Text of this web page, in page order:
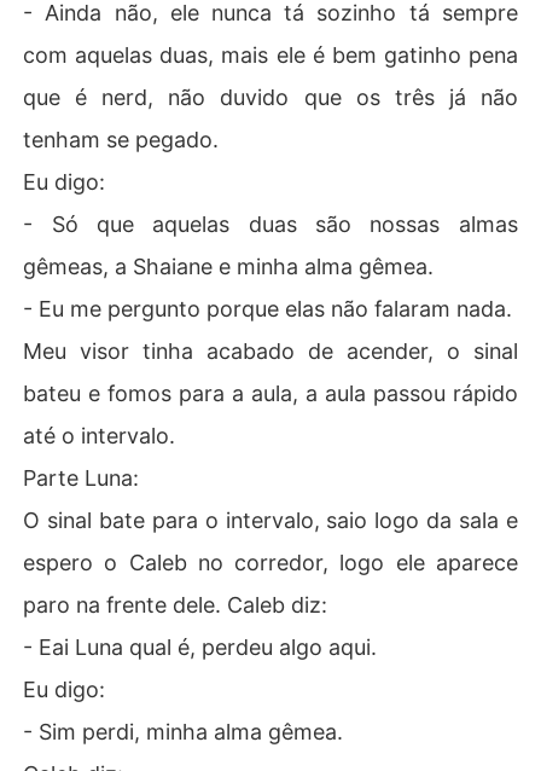
- Ainda não, ele nunca tá sozinho tá sempre
com aquelas duas, mais ele é bem gatinho pena
que é nerd, não duvido que os três já não
tenham se pegado.
Eu digo:
- Só que aquelas duas são nossas almas
gêmeas, a Shaiane e minha alma gêmea.
- Eu me pergunto porque elas não falaram nada.
Meu visor tinha acabado de acender, o sinal
bateu e fomos para a aula, a aula passou rápido
até o intervalo.
Parte Luna:
O sinal bate para o intervalo, saio logo da sala e
espero o Caleb no corredor, logo ele aparece
paro na frente dele. Caleb diz:
- Eai Luna qual é, perdeu algo aqui.
Eu digo:
- Sim perdi, minha alma gêmea.